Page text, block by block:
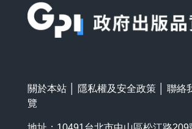
關於本站 隱私權及安全政策 聯絡
覽